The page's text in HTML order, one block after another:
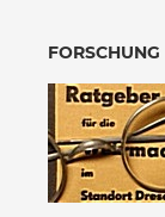
FORSCHUNG